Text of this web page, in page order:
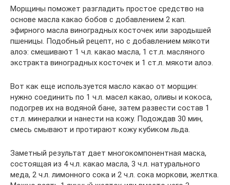
Морщины поможет разгладить простое средство на
основе масла какао бобов с добавлением 2 кап.
эфирного масла виноградных косточек или зародышей
пшеницы. Подобный рецепт, но с добавлением мякоти
алоэ: смешивают 1 ч.л. какао масла, 1 ст.л. масляного
экстракта виноградных косточек и 1 ст.л. мякоти алоэ.
Вот как еще используется масло какао от морщин:
нужно соединить по 1 ч.л. масел какао, оливы и кокоса,
подогрев их на водяной бане, затем развести состав 1
ст.л. минералки и нанести на кожу. Подождав 30 мин,
смесь смывают и протирают кожу кубиком льда.
Заметный результат дает многокомпонентная маска,
состоящая из 4 ч.л. какао масла, 3 ч.л. натурального
меда, 2 ч.л. лимонного сока и 2 ч.л. сока моркови, желтка.